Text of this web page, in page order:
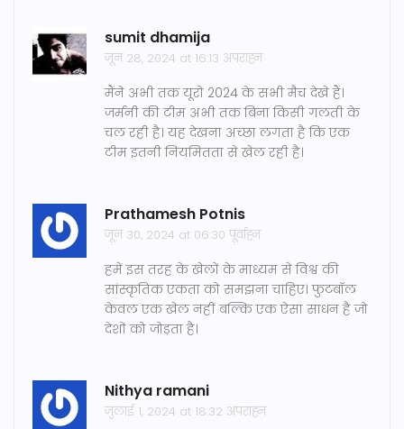
sumit dhamija
जून 28, 2024 at 16:13 अपराह्न
मैंने अभी तक यूरो 2024 के सभी मैच देखे हैं।
जर्मनी की टीम अभी तक बिना किसी गलती के
चल रही है। यह देखना अच्छा लगता है कि एक
टीम इतनी नियमितता से खेल रही है।
Prathamesh Potnis
जून 30, 2024 at 06:30 पूर्वाह्न
हमें इस तरह के खेलों के माध्यम से विश्व की
सांस्कृतिक एकता को समझना चाहिए। फुटबॉल
केवल एक खेल नहीं बल्कि एक ऐसा साधन है जो
देशों को जोड़ता है।
Nithya ramani
जुलाई 1, 2024 at 18:32 अपराह्न